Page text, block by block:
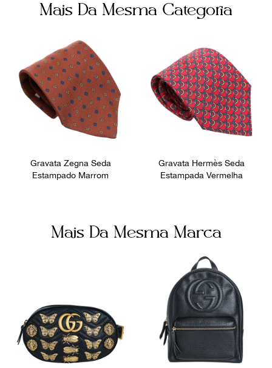
800448 Dia a Dia
Mais Da Mesma Categoria
Gravata Zegna Seda
Estampado Marrom
Gravata Hermès Seda
Estampada Vermelha
Mais Da Mesma Marca